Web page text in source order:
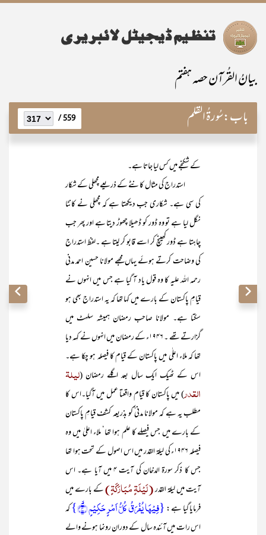
بیانُ القُرآن حصہ ہفتم
باب:سُورۃُ القَلَم 559 /
کے شکنجے میں کس لیا جاتا ہے۔
استدراج کی مثال کانٹے کے ذریعے مچھلی کے شکار
کی سی ہے۔ شکاری جب دیکھتا ہے کہ مچھلی نے کانٹا
نگل لیا ہے تو وہ ڈور کو ڈھیلا چھوڑ دیتا ہے اور پھر جب
چاہتا ہے ڈور کھینچ کر اسے قابو کر لیتا ہے ۔لفظ استدراج
کی وضاحت کرتے ہوئے یہاں مجھے مولانا حسین احمد مدنی
رحمہ اللہ علیہ کا وہ قول یاد آ گیا ہے جس میں انہوں نے
قیامِ پاکستان کے بارے میں کہا تھا کہ یہ استدراج بھی ہو
سکتا ہے۔ مولانا صاحب رمضان ہمیشہ سلہٹ میں
گزارتے تھے ۔ ۱۹۴۶ء کے رمضان میں انہوں نے کہہ دیا
تھا کہ ملاء اعلٰی میں پاکستان کے قیام کا فیصلہ ہو چکا ہے۔
اس کے ٹھیک ایک سال بعد اگلے رمضان (لیلۃ
القدر) میں پاکستان کا قیام واقعتا عمل میں آگیا۔اس کا
مطلب یہ ہے کہ مولانا مدنی ؒکو بذریعہ کشف قیامِ پاکستان
کے بارے میں جس فیصلے کا علم ہوا تھا‘ ملاء اعلیٰ میں وہ
فیصلہ ۱۹۴۶ء کی لیلۃ القدر میں اس اصول کے تحت ہوا تھا
جس کا ذکر سورۃ الدخان کی آیت ۴ میں آیا ہے۔ اس
آیت میں لیلۃ القدر(لَیْلَۃٍ مُبَارَکَۃٍ)کے بارے میں
فرمایا گیا ہے :{فِیۡہَا یُفۡرَقُ کُلُّ اَمۡرٍ حَکِیۡمٍ ۙ﴿۴﴾}
کہ
اس رات میں آئندہ سال کے دوران رونما ہونے والے